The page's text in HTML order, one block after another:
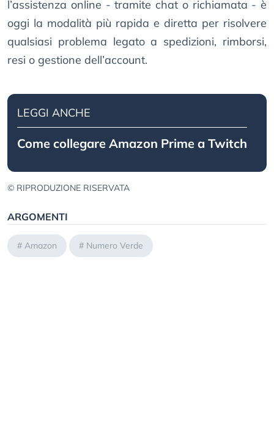
l’assistenza online - tramite chat o richiamata - è
oggi la modalità più rapida e diretta per risolvere
qualsiasi problema legato a spedizioni, rimborsi,
resi o gestione dell’account.
LEGGI ANCHE
Come collegare Amazon Prime a Twitch
© RIPRODUZIONE RISERVATA
ARGOMENTI
# Amazon # Numero Verde